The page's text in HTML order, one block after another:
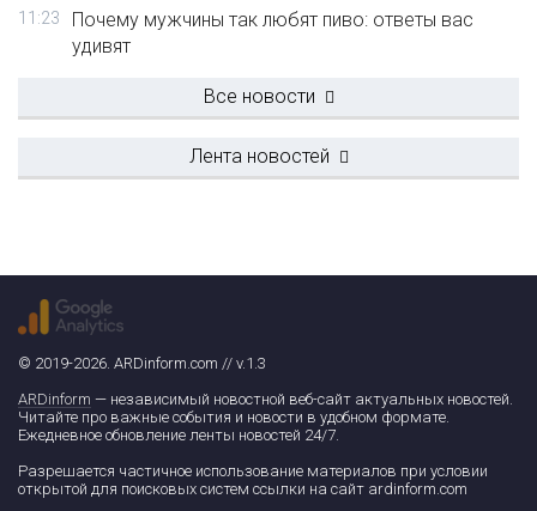
11:23
Почему мужчины так любят пиво: ответы вас
удивят
Все новости
Лента новостей
© 2019-2026. ARDinform.com // v.1.3
ARDinform — независимый новостной веб-сайт актуальных новостей.
Читайте про важные события и новости в удобном формате.
Ежедневное обновление ленты новостей 24/7.
Разрешается частичное использование материалов при условии
открытой для поисковых систем ссылки на сайт ardinform.com